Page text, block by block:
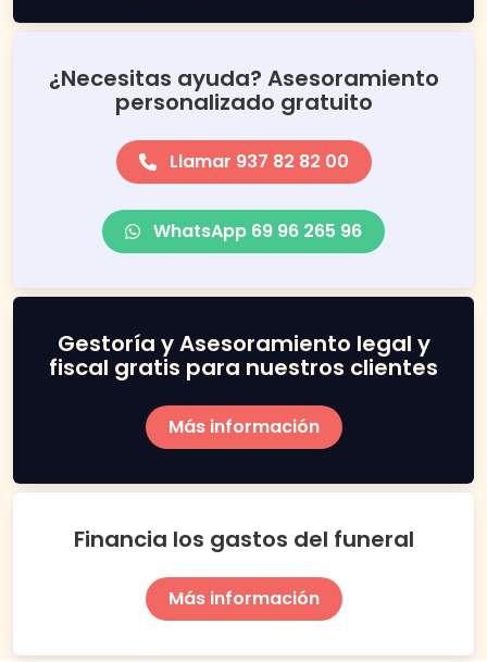
¿Necesitas ayuda? Asesoramiento
personalizado gratuito
Llamar 937 82 82 00
WhatsApp 69 96 265 96
Gestoría y Asesoramiento legal y
fiscal gratis para nuestros clientes
Más información
Financia los gastos del funeral
Más información